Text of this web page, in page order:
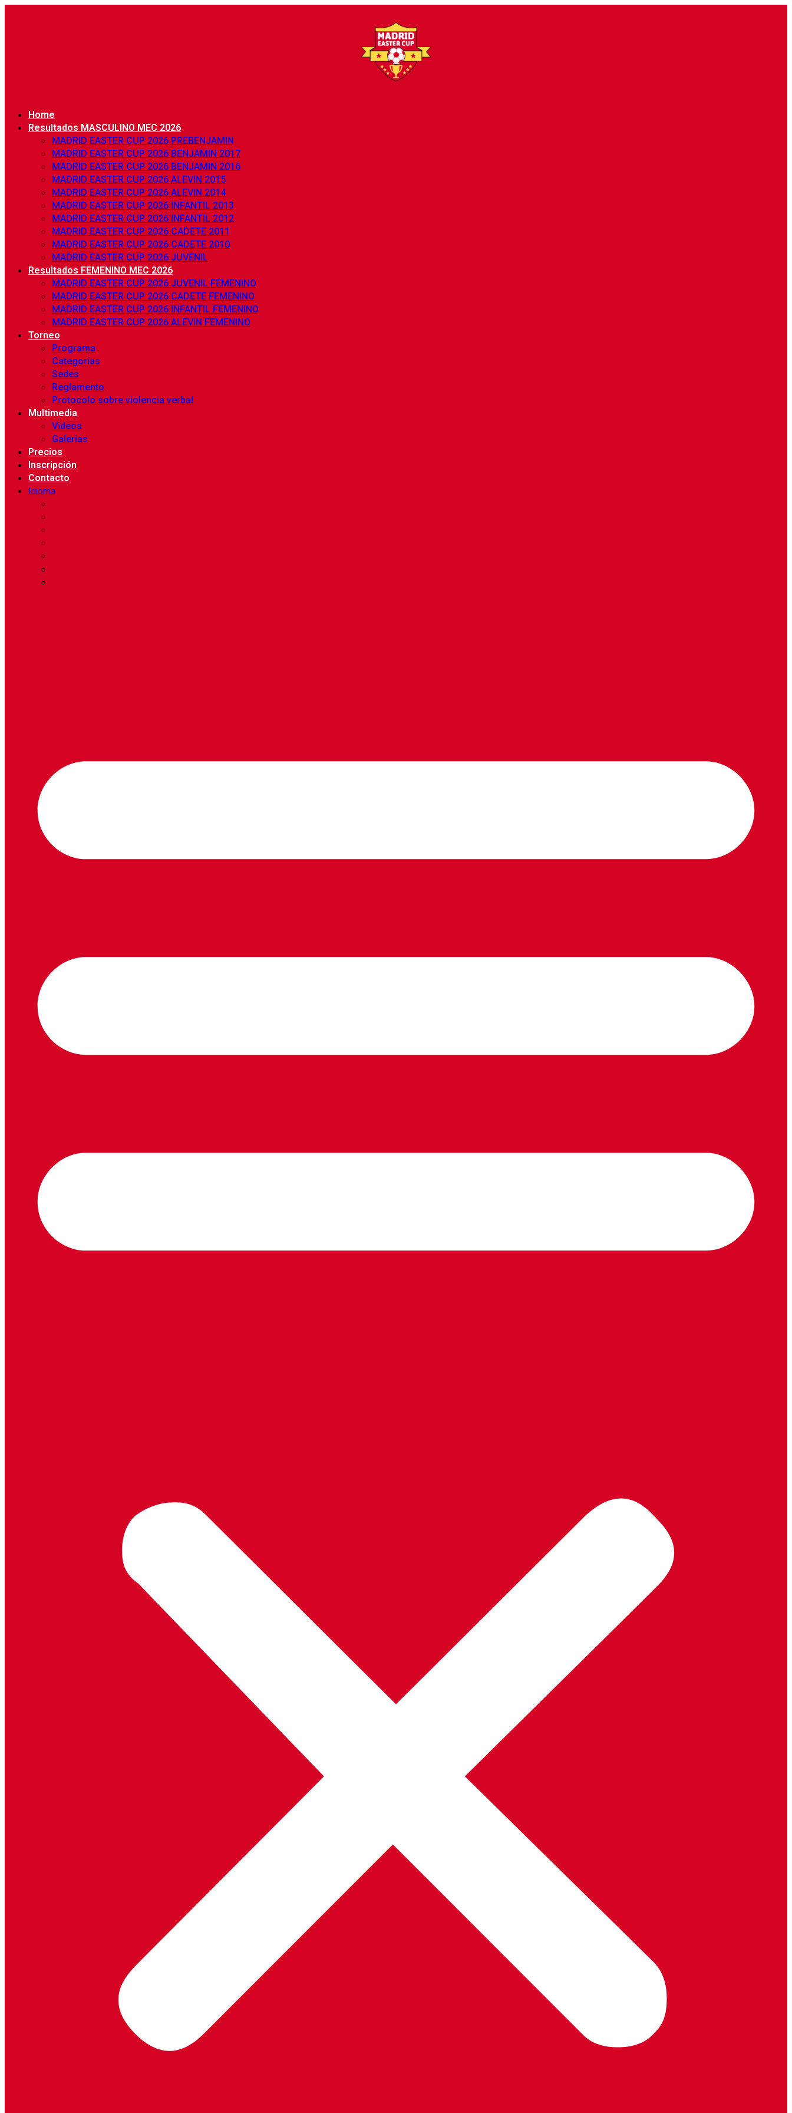
Home
Resultados MASCULINO MEC 2026
MADRID EASTER CUP 2026 PREBENJAMIN
MADRID EASTER CUP 2026 BENJAMIN 2017
MADRID EASTER CUP 2026 BENJAMIN 2016
MADRID EASTER CUP 2026 ALEVIN 2015
MADRID EASTER CUP 2026 ALEVIN 2014
MADRID EASTER CUP 2026 INFANTIL 2013
MADRID EASTER CUP 2026 INFANTIL 2012
MADRID EASTER CUP 2026 CADETE 2011
MADRID EASTER CUP 2026 CADETE 2010
MADRID EASTER CUP 2026 JUVENIL
Resultados FEMENINO MEC 2026
MADRID EASTER CUP 2026 JUVENIL FEMENINO
MADRID EASTER CUP 2026 CADETE FEMENINO
MADRID EASTER CUP 2026 INFANTIL FEMENINO
MADRID EASTER CUP 2026 ALEVIN FEMENINO
Torneo
Programa
Categorías
Sedes
Reglamento
Protocolo sobre violencia verbal
Multimedia
Videos
Galerias
Precios
Inscripción
Contacto
Idioma